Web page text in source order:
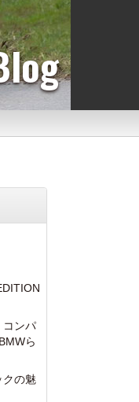
コンパ
ら
クの魅